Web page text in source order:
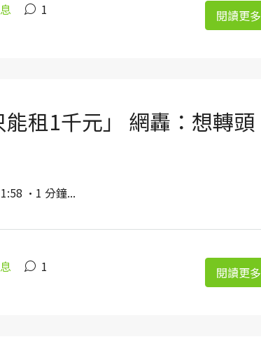
1 閱讀更多
租1千元」 網轟：想轉頭
·1 分鐘...
1 閱讀更多